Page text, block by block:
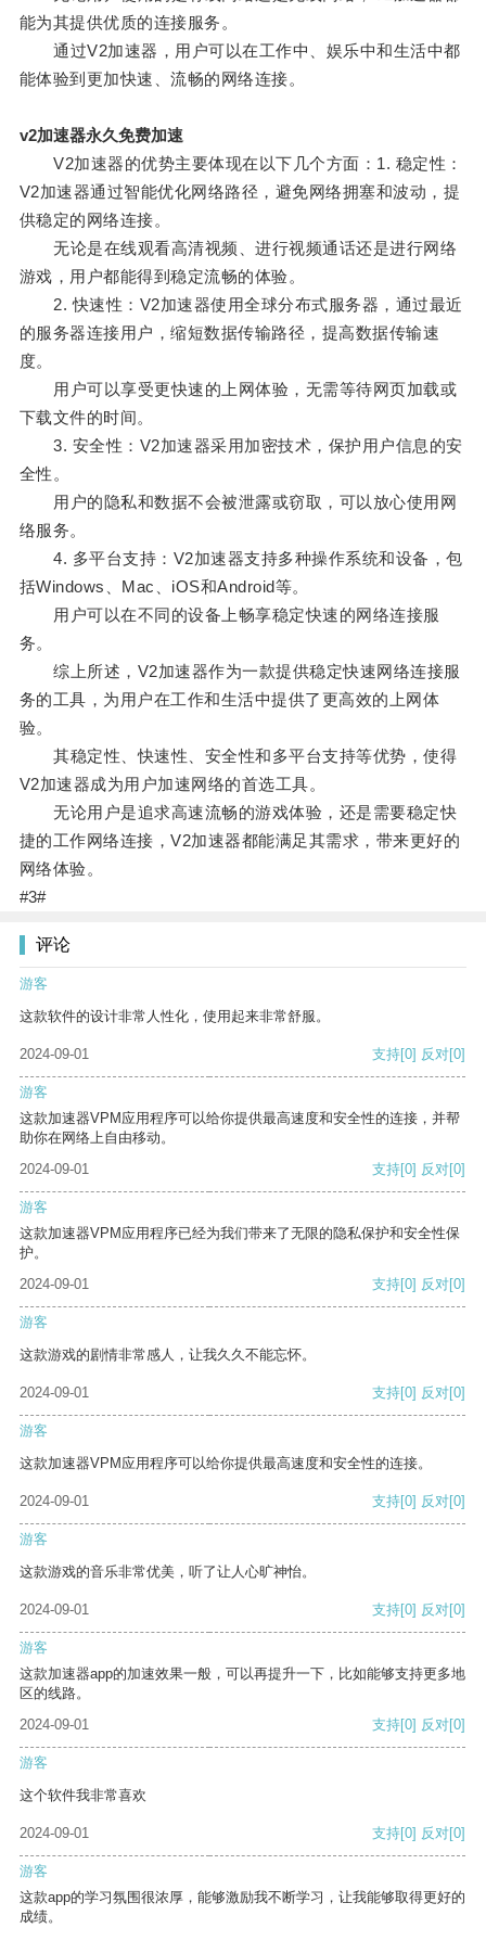
能为其提供优质的连接服务。
通过V2加速器，用户可以在工作中、娱乐中和生活中都
能体验到更加快速、流畅的网络连接。
v2加速器永久免费加速
V2加速器的优势主要体现在以下几个方面：1. 稳定性：
V2加速器通过智能优化网络路径，避免网络拥塞和波动，提
供稳定的网络连接。
无论是在线观看高清视频、进行视频通话还是进行网络
游戏，用户都能得到稳定流畅的体验。
2. 快速性：V2加速器使用全球分布式服务器，通过最近
的服务器连接用户，缩短数据传输路径，提高数据传输速
度。
用户可以享受更快速的上网体验，无需等待网页加载或
下载文件的时间。
3. 安全性：V2加速器采用加密技术，保护用户信息的安
全性。
用户的隐私和数据不会被泄露或窃取，可以放心使用网
络服务。
4. 多平台支持：V2加速器支持多种操作系统和设备，包
括Windows、Mac、iOS和Android等。
用户可以在不同的设备上畅享稳定快速的网络连接服
务。
综上所述，V2加速器作为一款提供稳定快速网络连接服
务的工具，为用户在工作和生活中提供了更高效的上网体
验。
其稳定性、快速性、安全性和多平台支持等优势，使得
V2加速器成为用户加速网络的首选工具。
无论用户是追求高速流畅的游戏体验，还是需要稳定快
捷的工作网络连接，V2加速器都能满足其需求，带来更好的
网络体验。
#3#
评论
游客
这款软件的设计非常人性化，使用起来非常舒服。
2024-09-01 支持[0] 反对[0]
游客
这款加速器VPM应用程序可以给你提供最高速度和安全性的连接，并帮
助你在网络上自由移动。
2024-09-01
支持[0] 反对[0]
游客
这款加速器VPM应用程序已经为我们带来了无限的隐私保护和安全性保
护。
2024-09-01
支持[0] 反对[0]
游客
这款游戏的剧情非常感人，让我久久不能忘怀。
2024-09-01 支持[0] 反对[0]
游客
这款加速器VPM应用程序可以给你提供最高速度和安全性的连接。
2024-09-01 支持[0] 反对[0]
游客
这款游戏的音乐非常优美，听了让人心旷神怡。
2024-09-01 支持[0] 反对[0]
游客
这款加速器app的加速效果一般，可以再提升一下，比如能够支持更多地
区的线路。
2024-09-01
支持[0] 反对[0]
游客
这个软件我非常喜欢
2024-09-01 支持[0] 反对[0]
游客
这款app的学习氛围很浓厚，能够激励我不断学习，让我能够取得更好的
成绩。